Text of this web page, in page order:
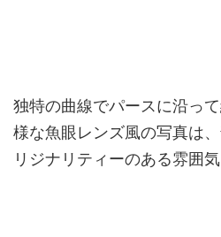
独特の曲線でパースに沿っ
様な魚眼レンズ風の写真は
リジナリティーのある雰囲